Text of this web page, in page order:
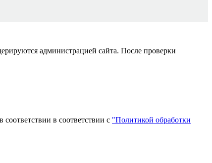
администрацией сайта. После проверки
соответствии в соответствии с "Политикой обработки